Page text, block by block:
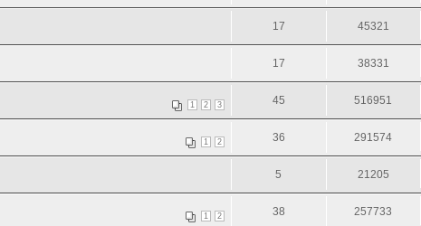
17 45321
17 38331
1 2 3 45 516951
1 2 36 291574
5 21205
1 2 38 257733